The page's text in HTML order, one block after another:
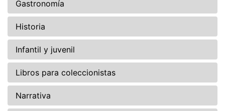
Gastronomía
Historia
Infantil y juvenil
Libros para coleccionistas
Narrativa